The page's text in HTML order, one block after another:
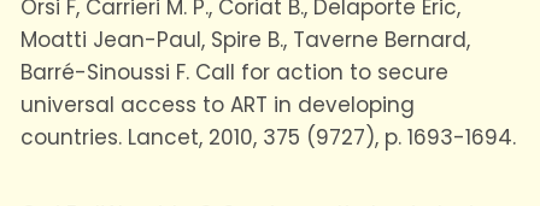
Orsi F, Carrieri M. P., Coriat B., Delaporte Eric,
Moatti Jean-Paul, Spire B., Taverne Bernard,
Barré-Sinoussi F. Call for action to secure
universal access to ART in developing
countries. Lancet, 2010, 375 (9727), p. 1693-1694.